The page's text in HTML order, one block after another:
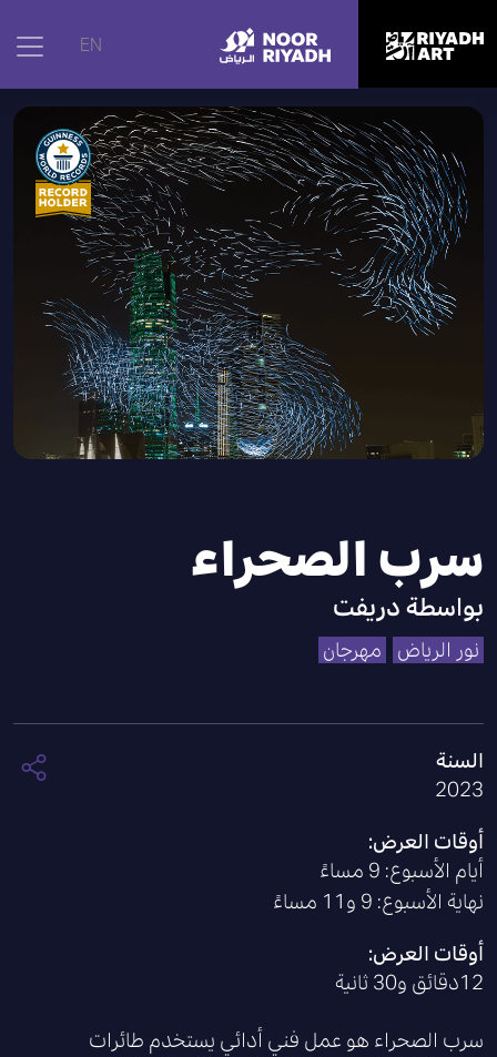
EN الرئيسية | الأعمال الفنية | سرب الصحراء
سرب الصحراء
بواسطة دريفت
نور الرياض مهرجان
السنة
2023
أوقات العرض:
أيام الأسبوع: 9 مساءً
نهاية الأسبوع: 9 و11 مساءً
أوقات العرض:
12دقائق و30 ثانية
سرب الصحراء هو عمل فني أدائي يستخدم طائرات